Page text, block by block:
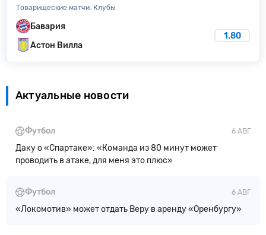
Товарищеские матчи. Клубы
Бавария
Астон Вилла
1.80
Актуальные новости
6 АВГ
Футбол
Даку о «Спартаке»: «Команда из 80 минут может
проводить в атаке, для меня это плюс»
6 АВГ
Футбол
«Локомотив» может отдать Веру в аренду «Оренбургу»